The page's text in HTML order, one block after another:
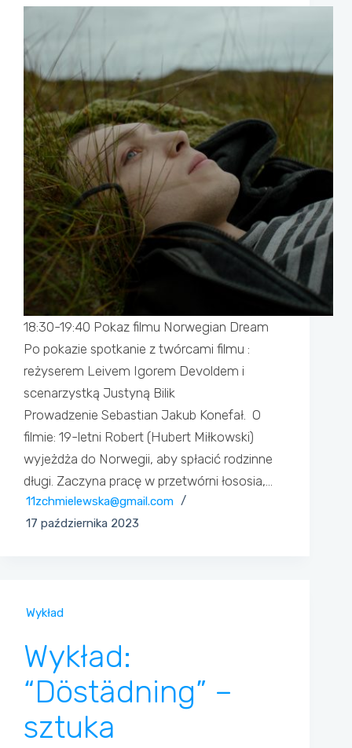
18:30-19:40 Pokaz filmu Norwegian Dream
Po pokazie spotkanie z twórcami filmu :
reżyserem Leivem Igorem Devoldem i
scenarzystką Justyną Bilik
Prowadzenie Sebastian Jakub Konefał. O
filmie: 19-letni Robert (Hubert Miłkowski)
wyjeżdża do Norwegii, aby spłacić rodzinne
długi. Zaczyna pracę w przetwórni łososia,…
11zchmielewska@gmail.com
17 października 2023
Wykład
Wykład:
“Döstädning” –
sztuka